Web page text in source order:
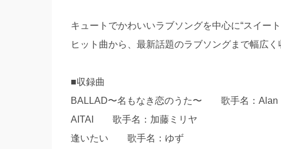
キュートでかわいいラブソングを中心に“スイー
ヒット曲から、最新話題のラブソングまで幅広く
■収録曲
BALLAD〜名もなき恋のうた〜 歌手名：Alan
AITAI 歌手名：加藤ミリヤ
逢いたい 歌手名：ゆず